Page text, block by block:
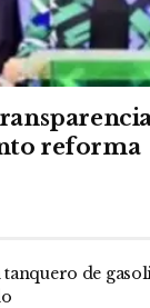
reforma
de